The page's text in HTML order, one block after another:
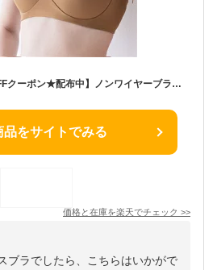
【店内全品対象★ 25%OFFクーポン★配布中】ノンワイヤーブラジャー レディース 時短3秒ブラ 2枚組 ホック無し シームレスタイプ 黒 ベージュ S/M/L/LL/3L ノンワイヤー ブラジャー 女性 インナー ニッセン nissen
品をサイトでみる
価格と在庫を楽天でチェック >>
ブラでしたら、こちらはいかがで